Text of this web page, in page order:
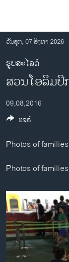
ເຂົ້າ
ຫາ
ຂ້າມ
ຂ້າມ
ໄປ
ຫາ
ຄົ້ນ
ລາວ
ອາເມຣິກາ
ການເລືອກຕັ້ງ ປະທ
ຂ່າວ​ຈີນ
ໂລກ
ຊີວິດຊາວລາວ
ຊຸມຊົນຊາວລາວ
ວິທະຍາສາດ-ເທັກໂ
ທຸລະກິດ
ວັນສຸກ, 07 ສິງຫາ 2026
ຮູບສະໄລດ໌
ສວນໂອລິມປິ
09,08,2016
Photos of
Photos of
ແຊຣ໌